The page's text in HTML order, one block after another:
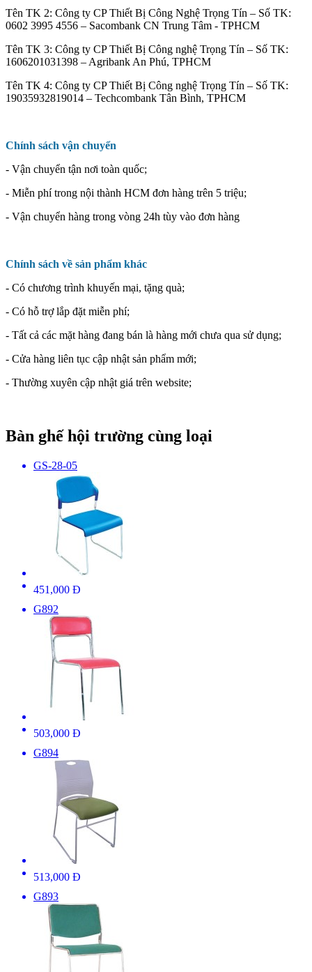
Tên TK 2: Công ty CP Thiết Bị Công Nghệ Trọng Tín – Số TK:
0602 3995 4556 – Sacombank CN Trung Tâm - TPHCM
Tên TK 3: Công ty CP Thiết Bị Công nghệ Trọng Tín – Số TK:
1606201031398 – Agribank An Phú, TPHCM
Tên TK 4: Công ty CP Thiết Bị Công nghệ Trọng Tín – Số TK:
19035932819014 – Techcombank Tân Bình, TPHCM
Chính sách vận chuyển
- Vận chuyển tận nơi toàn quốc;
- Miễn phí trong nội thành HCM đơn hàng trên 5 triệu;
- Vận chuyển hàng trong vòng 24h tùy vào đơn hàng
Chính sách về sản phẩm khác
- Có chương trình khuyến mại, tặng quà;
- Có hỗ trợ lắp đặt miễn phí;
- Tất cả các mặt hàng đang bán là hàng mới chưa qua sử dụng;
- Cửa hàng liên tục cập nhật sản phẩm mới;
- Thường xuyên cập nhật giá trên website;
Bàn ghế hội trường cùng loại
GS-28-05
451,000 Đ
G892
503,000 Đ
G894
513,000 Đ
G893